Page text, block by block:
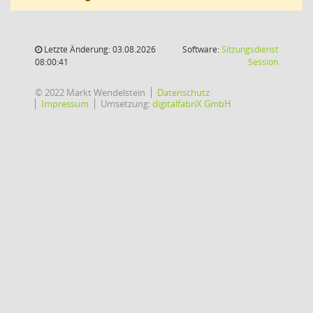
Letzte Änderung: 03.08.2026
08:00:41
Software:Sitzungsdienst
Session(Wird in
© 2022 Markt Wendelstein
Datenschutz
Impressum
Umsetzung:digitalfabriX GmbH